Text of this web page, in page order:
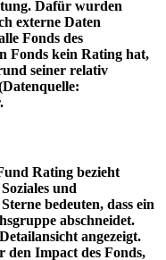
Dafür wurden
externe Daten
Fonds des
Fonds kein Rating hat,
seiner relativ
Rating bezieht
und
bedeuten, dass ein
abschneidet.
angezeigt.
den Impact des Fonds,